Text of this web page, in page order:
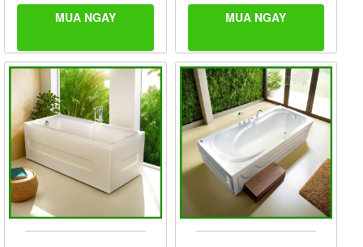
MUA NGAY
MUA NGAY